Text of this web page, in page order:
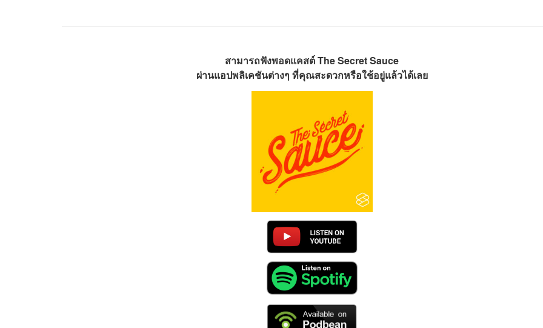
สามารถฟังพอดแคสต์ The Secret Sauce
ผ่านแอปพลิเคชันต่างๆ ที่คุณสะดวกหรือใช้อยู่แล้วได้เลย